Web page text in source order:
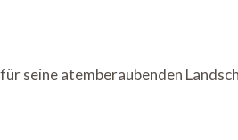
seine atemberaubenden